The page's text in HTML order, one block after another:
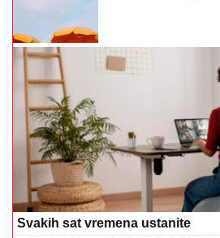
Svakih sat vremena ustanite